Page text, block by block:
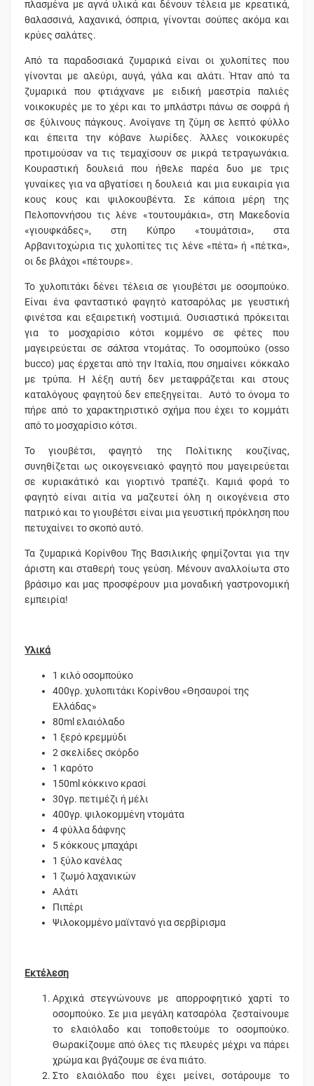
πλασμένα με αγνά υλικά και δένουν τέλεια με κρεατικά,
θαλασσινά, λαχανικά, όσπρια, γίνονται σούπες ακόμα και
κρύες σαλάτες.
Από τα παραδοσιακά ζυμαρικά είναι οι χυλοπίτες που
γίνονται με αλεύρι, αυγά, γάλα και αλάτι. Ήταν από τα
ζυμαρικά που φτιάχνανε με ειδική μαεστρία παλιές
νοικοκυρές με το χέρι και το μπλάστρι πάνω σε σοφρά ή
σε ξύλινους πάγκους. Ανοίγανε τη ζύμη σε λεπτό φύλλο
και έπειτα την κόβανε λωρίδες. Άλλες νοικοκυρές
προτιμούσαν να τις τεμαχίσουν σε μικρά τετραγωνάκια.
Κουραστική δουλειά που ήθελε παρέα δυο με τρις
γυναίκες για να αβγατίσει η δουλειά και μια ευκαιρία για
κους κους και ψιλοκουβέντα. Σε κάποια μέρη της
Πελοποννήσου τις λένε «τουτουμάκια», στη Μακεδονία
«γιουφκάδες», στη Κύπρο «τουμάτσια», στα
Αρβανιτοχώρια τις χυλοπίτες τις λένε «πέτα» ή «πέτκα»,
οι δε βλάχοι «πέτουρε».
Το χυλοπιτάκι δένει τέλεια σε γιουβέτσι με οσομπούκο.
Είναι ένα φανταστικό φαγητό κατσαρόλας με γευστική
φινέτσα και εξαιρετική νοστιμιά. Ουσιαστικά πρόκειται
για το μοσχαρίσιο κότσι κομμένο σε φέτες που
μαγειρεύεται σε σάλτσα ντομάτας. Το οσομπούκο (osso
bucco) μας έρχεται από την Ιταλία, που σημαίνει κόκκαλο
με τρύπα. Η λέξη αυτή δεν μεταφράζεται και στους
καταλόγους φαγητού δεν επεξηγείται. Αυτό το όνομα το
πήρε από το χαρακτηριστικό σχήμα που έχει το κομμάτι
από το μοσχαρίσιο κότσι.
Το γιουβέτσι, φαγητό της Πολίτικης κουζίνας,
συνηθίζεται ως οικογενειακό φαγητό που μαγειρεύεται
σε κυριακάτικό και γιορτινό τραπέζι. Καμιά φορά το
φαγητό είναι αιτία να μαζευτεί όλη η οικογένεια στο
πατρικό και το γιουβέτσι είναι μια γευστική πρόκληση που
πετυχαίνει το σκοπό αυτό.
Τα ζυμαρικά Κορίνθου Της Βασιλικής φημίζονται για την
άριστη και σταθερή τους γεύση. Μένουν αναλλοίωτα στο
βράσιμο και μας προσφέρουν μια μοναδική γαστρονομική
εμπειρία!
Υλικά
1 κιλό οσομπούκο
400γρ. χυλοπιτάκι Κορίνθου «Θησαυροί της
Ελλάδας»
80ml ελαιόλαδο
1 ξερό κρεμμύδι
2 σκελίδες σκόρδο
1 καρότο
150ml κόκκινο κρασί
30γρ. πετιμέζι ή μέλι
400γρ. ψιλοκομμένη ντομάτα
4 φύλλα δάφνης
5 κόκκους μπαχάρι
1 ξύλο κανέλας
1 ζωμό λαχανικών
Αλάτι
Πιπέρι
Ψιλοκομμένο μαϊντανό για σερβίρισμα
Εκτέλεση
Αρχικά στεγνώνουνε με απορροφητικό χαρτί το
οσομπούκο. Σε μια μεγάλη κατσαρόλα ζεσταίνουμε
το ελαιόλαδο και τοποθετούμε το οσομπούκο.
Θωρακίζουμε από όλες τις πλευρές μέχρι να πάρει
χρώμα και βγάζουμε σε ένα πιάτο.
Στο ελαιόλαδο που έχει μείνει, σοτάρουμε το